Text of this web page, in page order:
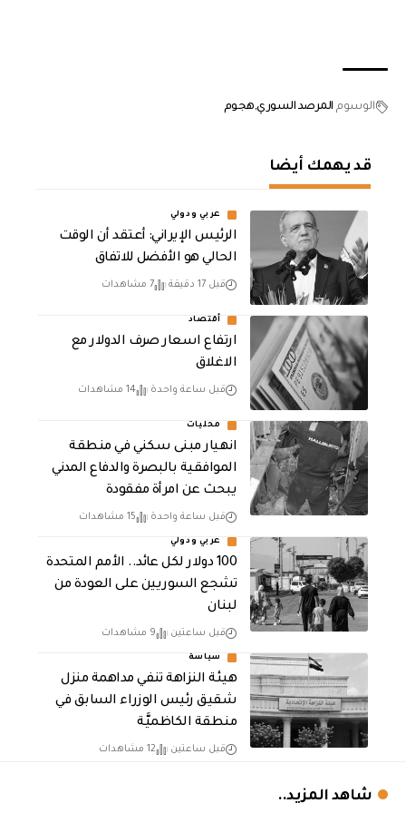
الوسوم المرصد السوري هجوم
قد يهمك أيضا
عربي ودولي
الرئيس الإيراني: أعتقد أن الوقت
الحالي هو الأفضل للاتفاق
قبل 17 دقيقة 7 مشاهدات
أقتصاد
ارتفاع اسعار صرف الدولار مع
الاغلاق
قبل ساعة واحدة 14 مشاهدات
محليات
انهيار مبنى سكني في منطقة
الموافقية بالبصرة والدفاع المدني
يبحث عن امرأة مفقودة
قبل ساعة واحدة 15 مشاهدات
عربي ودولي
100 دولار لكل عائد.. الأمم المتحدة
تشجع السوريين على العودة من
لبنان
قبل ساعتين 9 مشاهدات
سياسة
هيئة النزاهة تنفي مداهمة منزل
شقيق رئيس الوزراء السابق في
منطقة الكاظميَّة
قبل ساعتين 12 مشاهدات
شاهد المزيد..